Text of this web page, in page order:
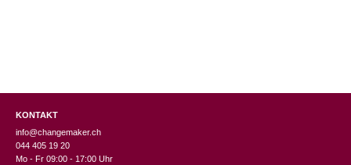
KONTAKT
info@changemaker.ch
044 405 19 20
Mo - Fr 09:00 - 17:00 Uhr